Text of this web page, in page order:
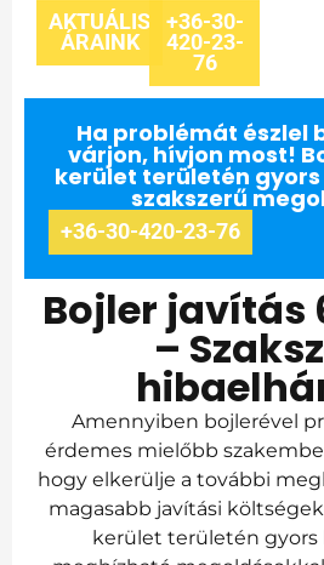
AKTUÁLIS
ÁRAINK
+36-30-
420-23-
76
Ha problémát észlel
várjon, hívjon most!
kerület területén gyors
szakszerű
+36-30-420-23-76
Bojler javítás
–
Amennyiben bojlerével
érdemes mielőbb
hogy elkerülje a további
magasabb javítási
kerület területén gyors